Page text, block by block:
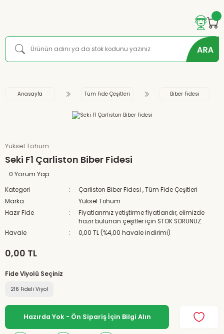
Anasayfa Tüm Fide Çeşitleri Biber Fidesi
Yüksel Tohum
Seki F1 Çarliston Biber Fidesi
0 Yorum Yap
Kategori Çarliston Biber Fidesi ,Tüm Fide Çeşitleri
Marka
Yüksel Tohum
Hazır Fide
Fiyatlarımız yetiştirme fiyatlarıdır, elimizde
hazır bulunan çeşitler için STOK SORUNUZ.
Havale
0,00 TL (%4,00 havale indirimi)
0,00 TL
Fide Viyolü Seçiniz
216 Fideli Viyol
Hazırda Yok - Ön Sipariş İçin Bilgi Alın